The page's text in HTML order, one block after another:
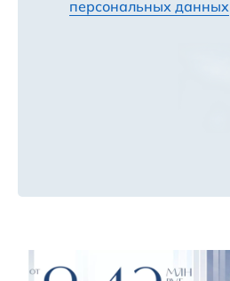
персональных данных